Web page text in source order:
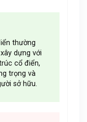
thường
dựng với
cổ điển,
trọng và
sở hữu.